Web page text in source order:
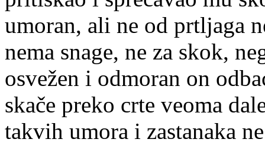
umoran, ali ne od prtljaga
nema snage, ne za skok,
osvežen i odmoran on
skače preko crte veoma
takvih umora i zastanaka